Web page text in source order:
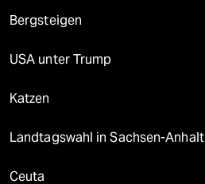
Bergsteigen
USA unter Trump
Katzen
Landtagswahl in Sachsen-Anhalt
Ceuta